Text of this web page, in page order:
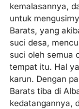
kemalasannya,
untuk
Barats, yang
suci desa,
suci oleh semua
tempat itu. Hal
karun. Dengan
Barats tiba di
kedatangannya,